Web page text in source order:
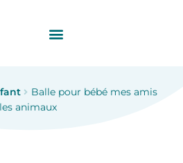
Balle pour bébé mes amis
les animaux